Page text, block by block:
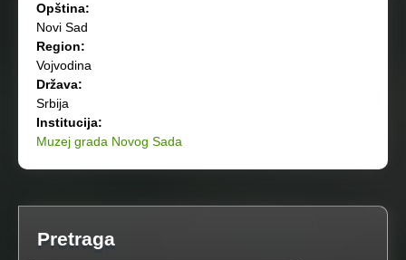
Opština:
Novi Sad
Region:
Vojvodina
Država:
Srbija
Institucija:
Muzej grada Novog Sada
Pretraga